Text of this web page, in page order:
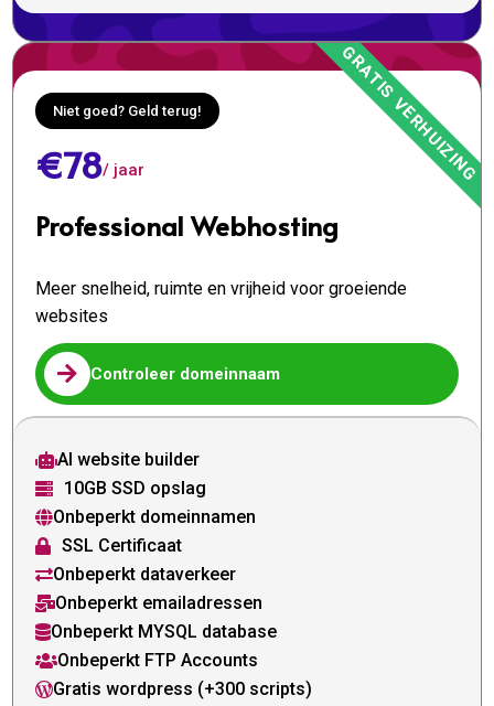
Niet goed? Geld terug!
€78/ jaar
Professional Webhosting
Meer snelheid, ruimte en vrijheid voor groeiende
websites
 Controleer domeinnaam
AI website builder
 10GB SSD opslag
Onbeperkt domeinnamen
 SSL Certificaat
Onbeperkt dataverkeer
Onbeperkt emailadressen
Onbeperkt MYSQL database
Onbeperkt FTP Accounts
Gratis wordpress (+300 scripts)